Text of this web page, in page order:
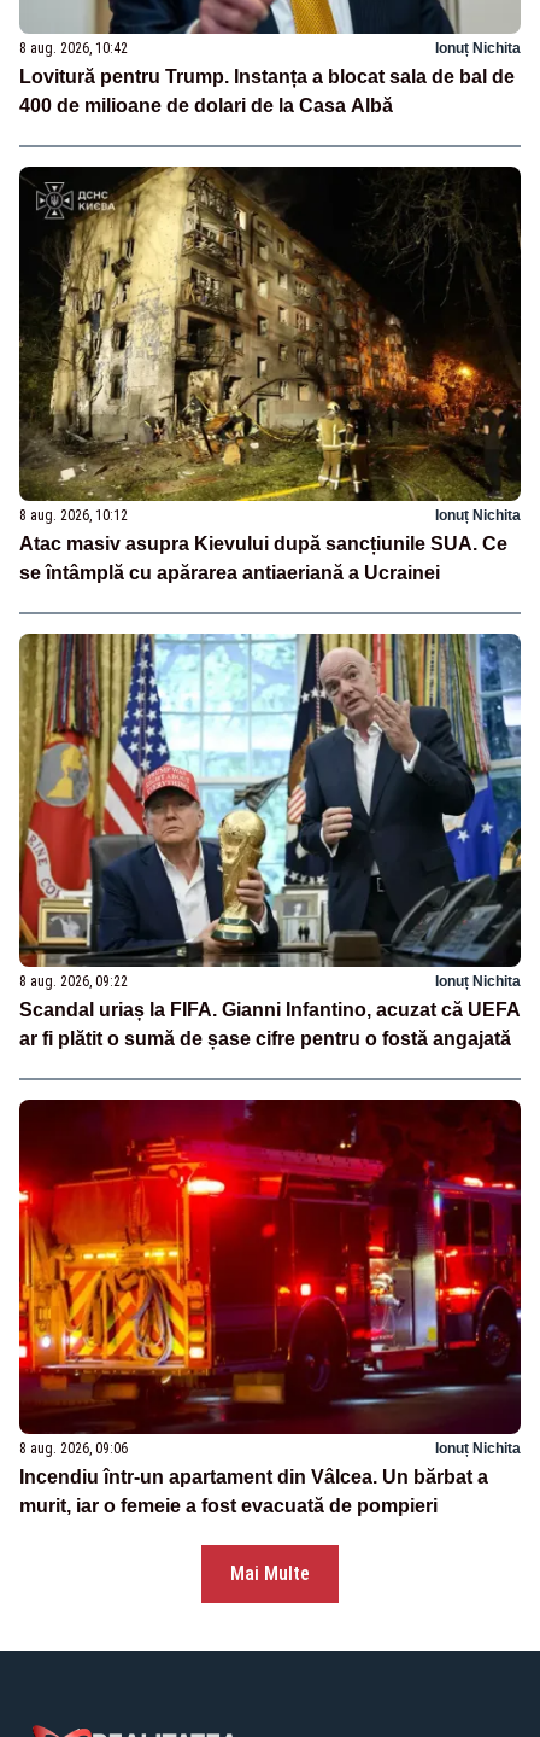
8 aug. 2026, 10:42 Ionuț Nichita
Lovitură pentru Trump. Instanța a blocat sala de bal de
400 de milioane de dolari de la Casa Albă
8 aug. 2026, 10:12 Ionuț Nichita
Atac masiv asupra Kievului după sancțiunile SUA. Ce
se întâmplă cu apărarea antiaeriană a Ucrainei
8 aug. 2026, 09:22 Ionuț Nichita
Scandal uriaș la FIFA. Gianni Infantino, acuzat că UEFA
ar fi plătit o sumă de șase cifre pentru o fostă angajată
8 aug. 2026, 09:06 Ionuț Nichita
Incendiu într-un apartament din Vâlcea. Un bărbat a
murit, iar o femeie a fost evacuată de pompieri
Mai Multe